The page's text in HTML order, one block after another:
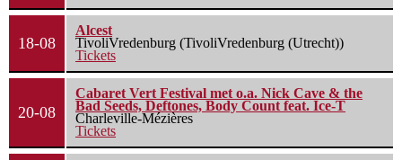
18-08
Alcest
TivoliVredenburg (TivoliVredenburg (Utrecht))
Tickets
20-08
Cabaret Vert Festival met o.a. Nick Cave & the
Bad Seeds, Deftones, Body Count feat. Ice-T
Charleville-Mézières
Tickets